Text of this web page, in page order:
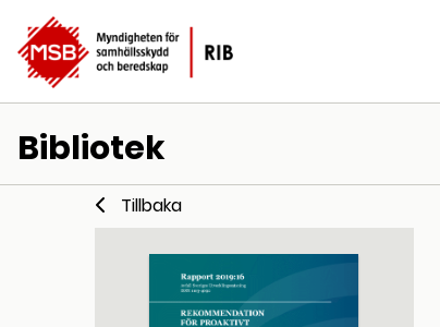
Bibliotek
Tillbaka